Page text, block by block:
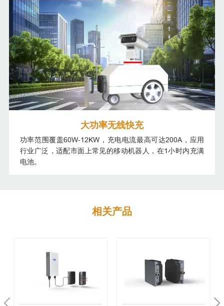
大功率无线快充
功率范围覆盖60W-12KW，充电电流最高可达200A，应用
行业广泛，适配市面上常见的移动机器人，在1小时内充满
电池。
相关产品